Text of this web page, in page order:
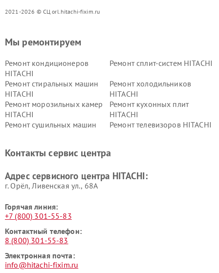
2021-2026 © СЦ orl.hitachi-fixim.ru
Мы ремонтируем
Ремонт кондиционеров
HITACHI
Ремонт сплит-систем HITACHI
Ремонт стиральных машин
HITACHI
Ремонт холодильников
HITACHI
Ремонт морозильных камер
HITACHI
Ремонт кухонных плит
HITACHI
Ремонт сушильных машин
Ремонт телевизоров HITACHI
данных HITACHI
HITACHI
HITACHI
HITACHI
Контакты сервис центра
Адрес сервисного центра HITACHI:
г. Орёл, Ливенская ул., 68А
Горячая линия:
+7 (800) 301-55-83
Контактный телефон:
8 (800) 301-55-83
Электронная почта:
info@hitachi-fixim.ru